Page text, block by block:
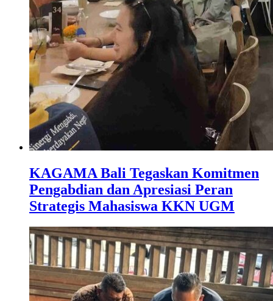
KAGAMA Bali Tegaskan Komitmen
Pengabdian dan Apresiasi Peran
Strategis Mahasiswa KKN UGM